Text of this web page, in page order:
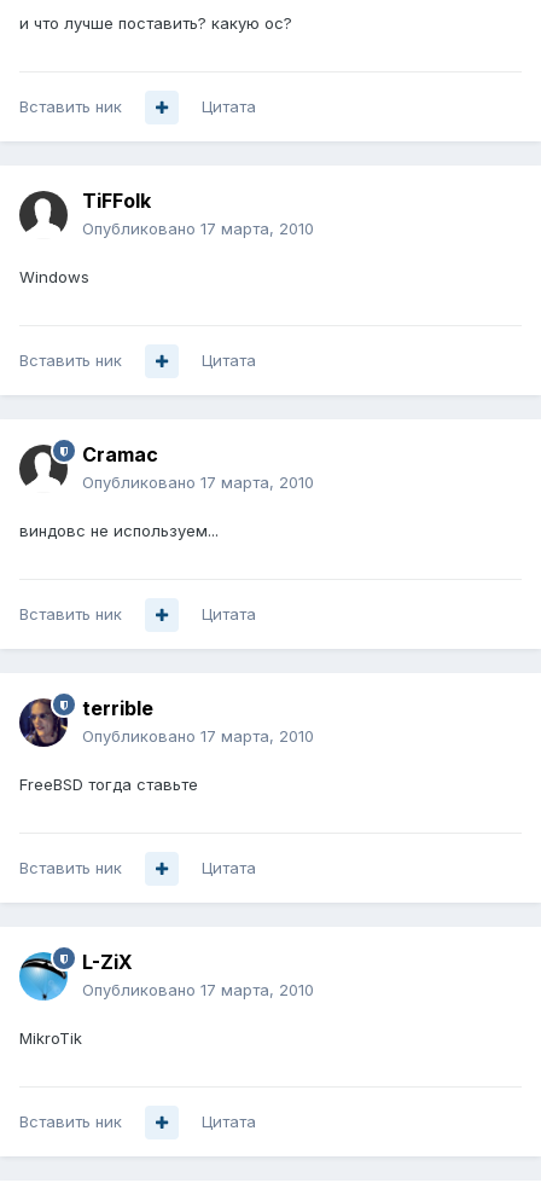
и что лучше поставить? какую ос?
Вставить ник Цитата
TiFFolk
Опубликовано 17 марта, 2010
Windows
Вставить ник Цитата
Cramac
Опубликовано 17 марта, 2010
виндовс не используем...
Вставить ник Цитата
terrible
Опубликовано 17 марта, 2010
FreeBSD тогда ставьте
Вставить ник Цитата
L-ZiX
Опубликовано 17 марта, 2010
MikroTik
Вставить ник Цитата